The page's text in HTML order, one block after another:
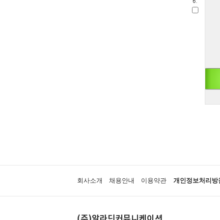
회사소개 채용안내 이용약관 개인정보처리방